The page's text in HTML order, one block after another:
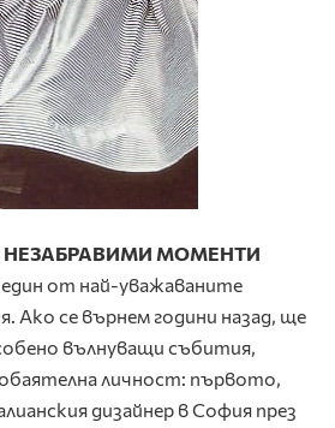
НЕЗАБРАВИМИ МОМЕНТИ
от най-уважаваните
Ако се върнем години назад, ще
вълнуващи събития,
личност: първото,
дизайнер в София през